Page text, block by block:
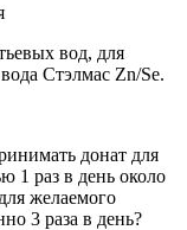
вод, для
Стэлмас Zn/Se.
донат для
1 раз в день около
желаемого
3 раза в день?